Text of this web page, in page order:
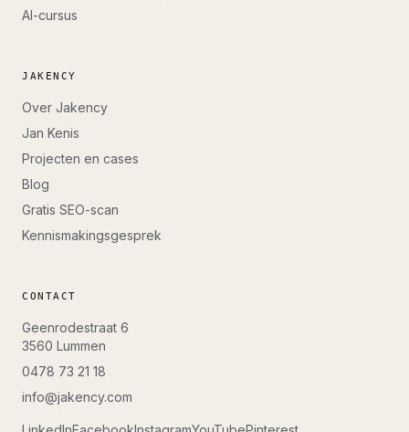
AI-cursus
JAKENCY
Over Jakency
Jan Kenis
Projecten en cases
Blog
Gratis SEO-scan
Kennismakingsgesprek
CONTACT
Geenrodestraat 6
3560 Lummen
0478 73 21 18
info@jakency.com